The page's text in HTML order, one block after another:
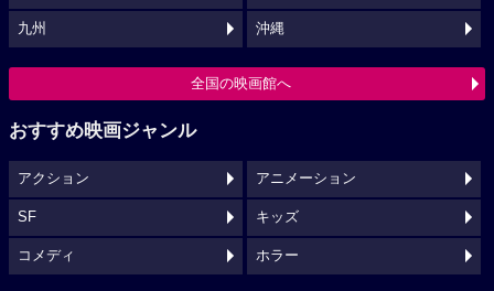
九州 沖縄
全国の映画館へ
おすすめ映画ジャンル
アクション アニメーション
SF キッズ
コメディ ホラー